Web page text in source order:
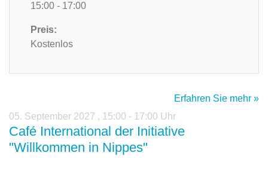
15:00 - 17:00
Preis:
Kostenlos
Erfahren Sie mehr »
05. September 2027 , 15:00 - 17:00 Uhr
Café International der Initiative
"Willkommen in Nippes"